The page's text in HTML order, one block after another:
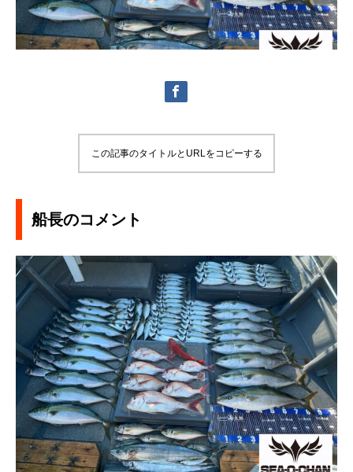
この記事のタイトルとURLをコピーする
船長のコメント